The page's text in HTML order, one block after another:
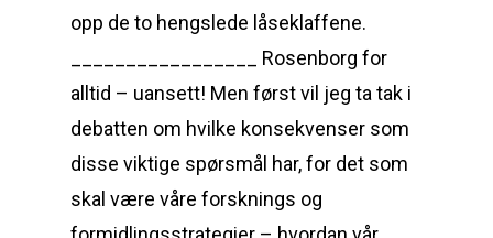
opp de to hengslede låseklaffene.
_________________ Rosenborg for
alltid – uansett! Men først vil jeg ta tak i
debatten om hvilke konsekvenser som
disse viktige spørsmål har, for det som
skal være våre forsknings og